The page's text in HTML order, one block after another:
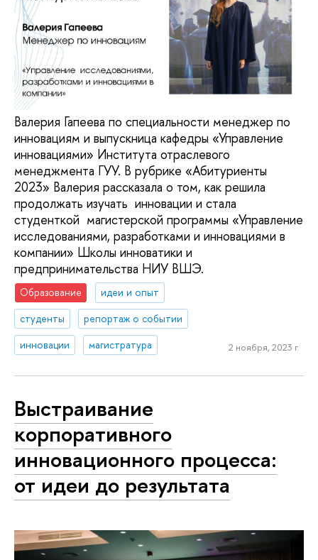
Валерия Гапеева по специальности менеджер по
инновациям и выпускница кафедры «Управление
инновациями» Института отраслевого
менеджмента ГУУ. В рубрике «Абитуриенты
2023» Валерия рассказала о том, как решила
продолжать изучать инновации и стала
студенткой магистерской программы «Управление
исследованиями, разработками и инновациями в
компании» Школы инноватики и
предпринимательства НИУ ВШЭ.
Образование
идеи и опыт
студенты
репортаж о событии
инновации
магистратура 2 ноября, 2023 г.
Выстраивание
корпоративного
инновационного процесса:
от идеи до результата